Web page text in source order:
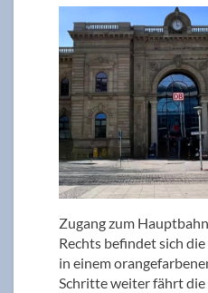
Zugang zum
Rechts befindet sich
in einem
Schritte weiter fährt